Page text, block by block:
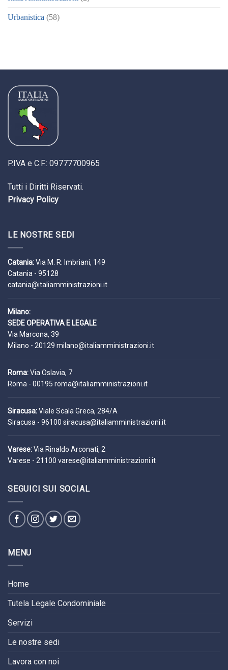
Urbanistica (58)
P.IVA e C.F.: 09777700965
Tutti i Diritti Riservati.
Privacy Policy
LE NOSTRE SEDI
Catania:Via M. R. Imbriani, 149
Catania - 95128
catania@italiamministrazioni.it
Milano:
SEDE OPERATIVA E LEGALE
Via Marcona, 39
Milano - 20129 milano@italiamministrazioni.it
Roma:Via Oslavia, 7
Roma - 00195 roma@italiamministrazioni.it
Siracusa:Viale Scala Greca, 284/A
Siracusa - 96100 siracusa@italiamministrazioni.it
Varese:Via Rinaldo Arconati, 2
Varese - 21100 varese@italiamministrazioni.it
SEGUICI SUI SOCIAL
MENU
Home
Tutela Legale Condominiale
Servizi
Le nostre sedi
Lavora con noi